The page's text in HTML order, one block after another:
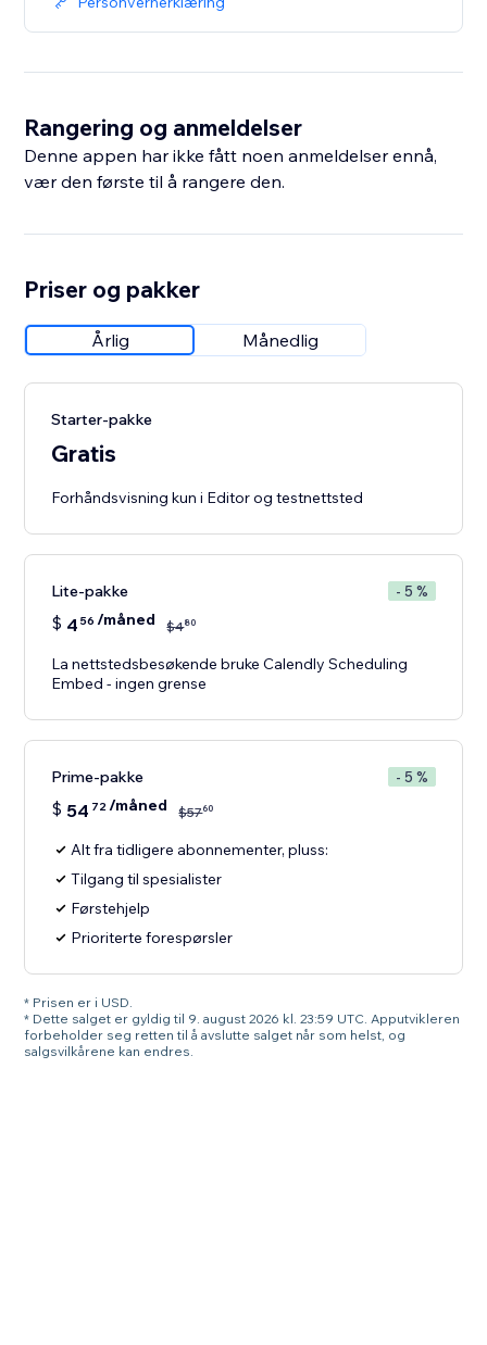
Rangering og anmeldelser
Denne appen har ikke fått noen anmeldelser ennå,
vær den første til å rangere den.
Priser og pakker
Årlig Månedlig
Starter-pakke
Gratis
Forhåndsvisning kun i Editor og testnettsted
Lite-pakke - 5 %
$ 4 56 /måned $480
La nettstedsbesøkende bruke Calendly Scheduling
Embed - ingen grense
Prime-pakke - 5 %
$ 54 72/måned $5760
Alt fra tidligere abonnementer, pluss:
Tilgang til spesialister
Førstehjelp
Prioriterte forespørsler
* Prisen er i USD.
* Dette salget er gyldig til 9. august 2026 kl. 23:59 UTC. Apputvikleren
forbeholder seg retten til å avslutte salget når som helst, og
salgsvilkårene kan endres.